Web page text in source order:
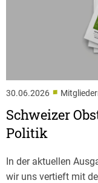
30.06.2026 ■
Schweizer
Politik
In der aktuellen
wir uns vertieft mit